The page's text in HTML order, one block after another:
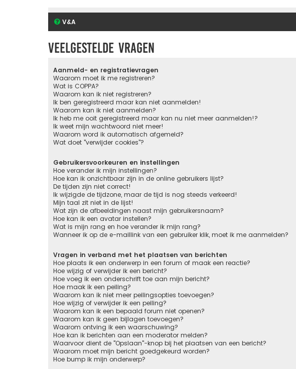
V&A
Veelgestelde vragen
Aanmeld- en registratievragen
Waarom moet ik me registreren?
Wat is COPPA?
Waarom kan ik niet registreren?
Ik ben geregistreerd maar kan niet aanmelden!
Waarom kan ik niet aanmelden?
Ik heb me ooit geregistreerd maar kan nu niet meer aanmelden!?
Ik weet mijn wachtwoord niet meer!
Waarom word ik automatisch afgemeld?
Wat doet "verwijder cookies"?
Gebruikersvoorkeuren en instellingen
Hoe verander ik mijn instellingen?
Hoe kan ik onzichtbaar zijn in de online gebruikers lijst?
De tijden zijn niet correct!
Ik wijzigde de tijdzone, maar de tijd is nog steeds verkeerd!
Mijn taal zit niet in de lijst!
Wat zijn de afbeeldingen naast mijn gebruikersnaam?
Hoe kan ik een avatar instellen?
Wat is mijn rang en hoe verander ik mijn rang?
Wanneer ik op de e-maillink van een gebruiker klik, moet ik me aanmelden?
Vragen in verband met het plaatsen van berichten
Hoe plaats ik een onderwerp in een forum of maak een reactie?
Hoe wijzig of verwijder ik een bericht?
Hoe voeg ik een onderschrift toe aan mijn bericht?
Hoe maak ik een peiling?
Waarom kan ik niet meer peilingsopties toevoegen?
Hoe wijzig of verwijder ik een peiling?
Waarom kan ik een bepaald forum niet openen?
Waarom kan ik geen bijlagen toevoegen?
Waarom ontving ik een waarschuwing?
Hoe kan ik berichten aan een moderator melden?
Waarvoor dient de "Opslaan"-knop bij het plaatsen van een bericht?
Waarom moet mijn bericht goedgekeurd worden?
Hoe bump ik mijn onderwerp?